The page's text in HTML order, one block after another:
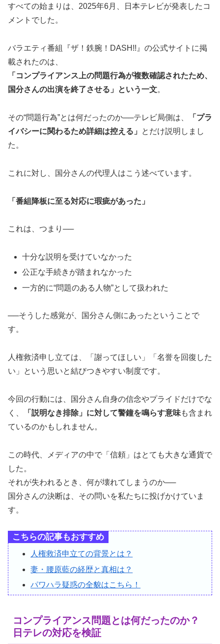
すべての始まりは、2025年6月、日本テレビが発表したコ
メントでした。
バラエティ番組『ザ！鉄腕！DASH!!』の公式サイトに掲
載されたのは、
「コンプライアンス上の問題行為が複数確認されたため、
国分さんの出演を終了させる」という一文。
その“問題行為”とは何だったのか──テレビ局側は、
「プラ
イバシーに関わるため詳細は控える」
とだけ説明しまし
た。
これに対し、国分さんの代理人はこう述べています。
「番組降板に至る対応に瑕疵があった」
これは、つまり──
十分な説明を受けていなかった
公正な手続きが踏まれなかった
一方的に“問題のある人物”として扱われた
──そうした感覚が、国分さん側にあったということで
す。
人権救済申し立ては、「謝ってほしい」「名誉を回復した
い」という思いと結びつきやすい制度です。
今回の行動には、国分さん自身の信念やプライドだけでな
く、
「説明なき排除」に対して警鐘を鳴らす意味も含まれ
ているのかもしれません。
この時代、メディアの中で「信頼」はとても大きな通貨で
した。
それが失われるとき、何が壊れてしまうのか──
国分さんの決断は、その問いを私たちに投げかけていま
す。
こちらの記事もおすすめ
人権救済申立ての背景とは？
妻・腰原藍の経歴と真相は？
パワハラ疑惑の全貌はこちら！
コンプライアンス問題とは何だったのか？
日テレの対応を検証